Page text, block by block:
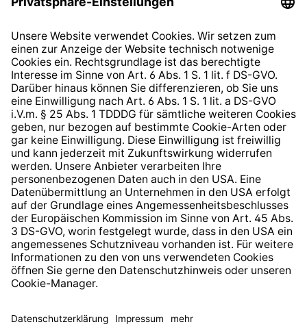
Datenschutzhinweis
Widerrufsrecht
Hinweisgeberschutzsystem
Barrierefreiheit
* Alle Preise inkl. gesetzl. Mehrwertsteuer zzgl.
anders angegeben.